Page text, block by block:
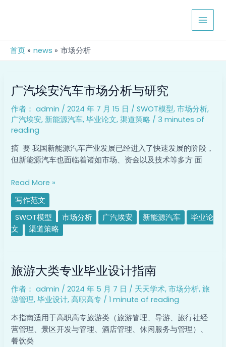
MAIN
首页 news 市场分析
广汽埃安汽车市场分析与研究
作者： admin /2024 年 7 月 15 日 /SWOT模型,市场分析,
广汽埃安, 新能源汽车,毕业论文,渠道策略 / 3 minutes of
reading
摘 要 我国新能源汽车产业发展已经进入了快速发展的阶段，
但新能源汽车也面临着诸如市场、资金以及技术等多方 面
汽
安
汽
车
市
场
析
与
研
究
Read More »
写作范文
SWOT模型
市场分析 广汽埃安 新能源汽车
毕业论
文
渠道策略
旅游大类专业毕业设计指南
作者： admin /2024 年 5 月 7 日 / 天天学术,市场分析,旅
游管理,毕业设计,高职高专 /1 minute of reading
本指南适用于高职高专旅游类（旅游管理、导游、旅行社经
营管理、景区开发与管理、酒店管理、休闲服务与管理）、
餐饮类
游
类
专
业
毕
业